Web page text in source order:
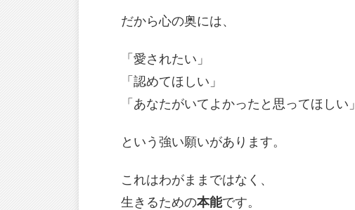
だから心の奥には、
「愛されたい」
「認めてほしい」
「あなたがいてよかったと思ってほしい」
という強い願いがあります。
これはわがままではなく、
生きるための本能です。